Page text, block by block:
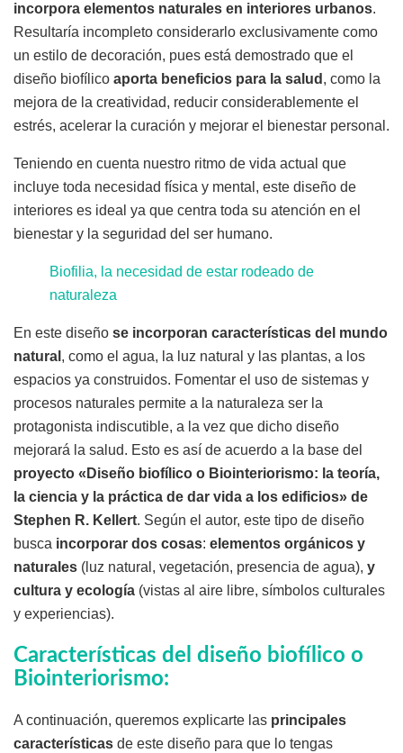
incorpora elementos naturales en interiores urbanos.
Resultaría incompleto considerarlo exclusivamente como
un estilo de decoración, pues está demostrado que el
diseño biofílico aporta beneficios para la salud , como la
mejora de la creatividad, reducir considerablemente el
estrés, acelerar la curación y mejorar el bienestar personal.
Teniendo en cuenta nuestro ritmo de vida actual que
incluye toda necesidad física y mental, este diseño de
interiores es ideal ya que centra toda su atención en el
bienestar y la seguridad del ser humano.
Biofilia, la necesidad de estar rodeado de
naturaleza
En este diseño se incorporan características del mundo
natural , como el agua, la luz natural y las plantas, a los
espacios ya construidos. Fomentar el uso de sistemas y
procesos naturales permite a la naturaleza ser la
protagonista indiscutible, a la vez que dicho diseño
mejorará la salud. Esto es así de acuerdo a la base del
proyecto «Diseño biofílico o Biointeriorismo: la teoría,
la ciencia y la práctica de dar vida a los edificios» de
Stephen R. Kellert. Según el autor, este tipo de diseño
busca incorporar dos cosas: elementos orgánicos y
naturales (luz natural, vegetación, presencia de agua), y
cultura y ecología (vistas al aire libre, símbolos culturales
y experiencias).
Características del diseño biofílico o
Biointeriorismo:
A continuación, queremos explicarte las principales
características de este diseño para que lo tengas